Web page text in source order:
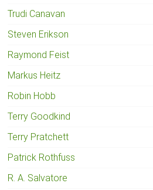
Trudi Canavan
Steven Erikson
Raymond Feist
Markus Heitz
Robin Hobb
Terry Goodkind
Terry Pratchett
Patrick Rothfuss
R. A. Salvatore